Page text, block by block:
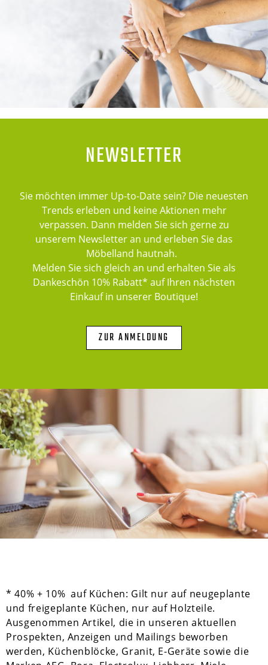
NEWSLETTER
Sie möchten immer Up-to-Date sein? Die neuesten
Trends erleben und keine Aktionen mehr
verpassen. Dann melden Sie sich gerne zu
unserem Newsletter an und erleben Sie das
Möbelland hautnah.
Melden Sie sich gleich an und erhalten Sie als
Dankeschön 10% Rabatt* auf Ihren nächsten
Einkauf in unserer Boutique!
ZUR ANMELDUNG
* 40% + 10% auf Küchen: Gilt nur auf neugeplante
und freigeplante Küchen, nur auf Holzteile.
Ausgenommen Artikel, die in unseren aktuellen
Prospekten, Anzeigen und Mailings beworben
werden, Küchenblöcke, Granit, E-Geräte sowie die